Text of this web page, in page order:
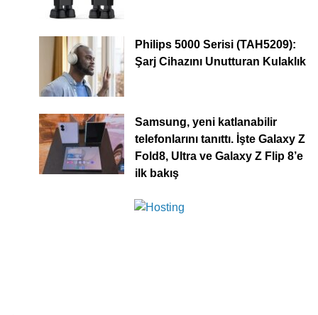
Philips 5000 Serisi (TAH5209):
Şarj Cihazını Unutturan Kulaklık
Samsung, yeni katlanabilir
telefonlarını tanıttı. İşte Galaxy Z
Fold8, Ultra ve Galaxy Z Flip 8’e
ilk bakış